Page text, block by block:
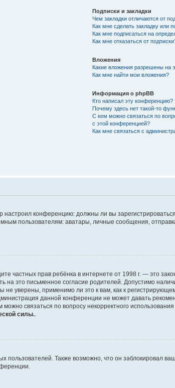
Подписки и закладки
Чем закладки отличаются от
Как мне сделать закладку или
Как мне подписаться на
Как мне отказаться от
Вложения
Какие вложения разрешены на
Как мне найти мои вложения?
Информация о phpBB
Кто написал эту конференцию?
Почему здесь нет такой-то
С кем можно связаться по
с этой конференцией?
Как мне связаться с
настроил конференцию: должны ли вы
пользователям: аватары, личные сообщения,
частных прав ребёнка в интернете от 1998 г. — это
это письменное согласие родителей. Допустимо
уверены, применимо ли это к вам, как к
данной конференции не может давать
связаться по вопросу некорректного
силы.
пользователей. Также возможно, что он заблокировал